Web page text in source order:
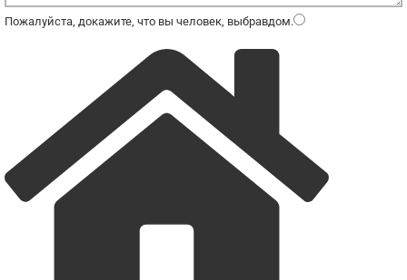
Пожалуйста, докажите, что вы человек, выбравдом.